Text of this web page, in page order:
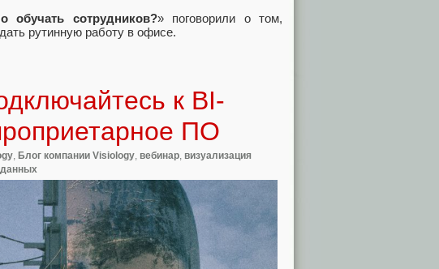
обучать сотрудников?» поговорили о том,
рутинную работу в офисе.
к BI-
ПО
, Блог компании Visiology, вебинар, визуализация